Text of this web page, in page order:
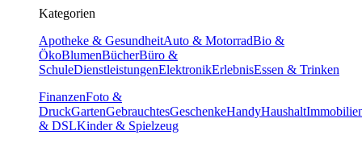
Kategorien
Apotheke & GesundheitAuto & MotorradBio &
ÖkoBlumenBücherBüro &
SchuleDienstleistungenElektronikErlebnisEssen & Trinken
FinanzenFoto &
DruckGartenGebrauchtesGeschenkeHandyHaushalt
& DSLKinder & Spielzeug